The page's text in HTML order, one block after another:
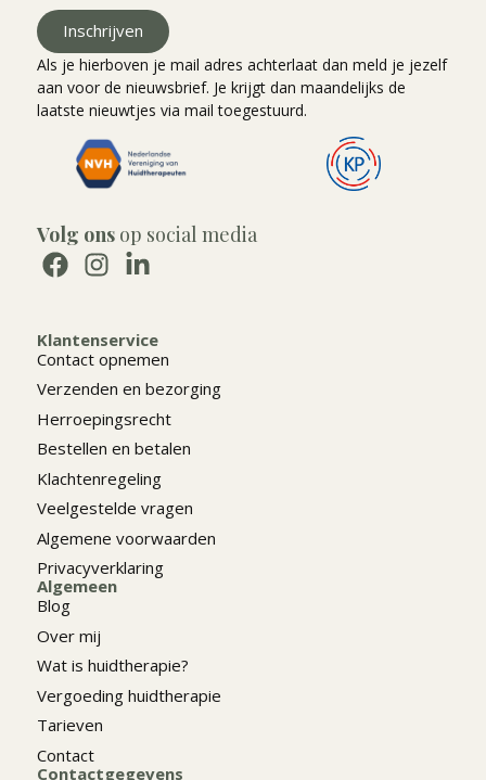
Inschrijven
Als je hierboven je mail adres achterlaat dan meld je jezelf
aan voor de nieuwsbrief. Je krijgt dan maandelijks de
laatste nieuwtjes via mail toegestuurd.
Volg ons op social media
Klantenservice
Contact opnemen
Verzenden en bezorging
Herroepingsrecht
Bestellen en betalen
Klachtenregeling
Veelgestelde vragen
Algemene voorwaarden
Privacyverklaring
Algemeen
Blog
Over mij
Wat is huidtherapie?
Vergoeding huidtherapie
Tarieven
Contact
Contactgegevens